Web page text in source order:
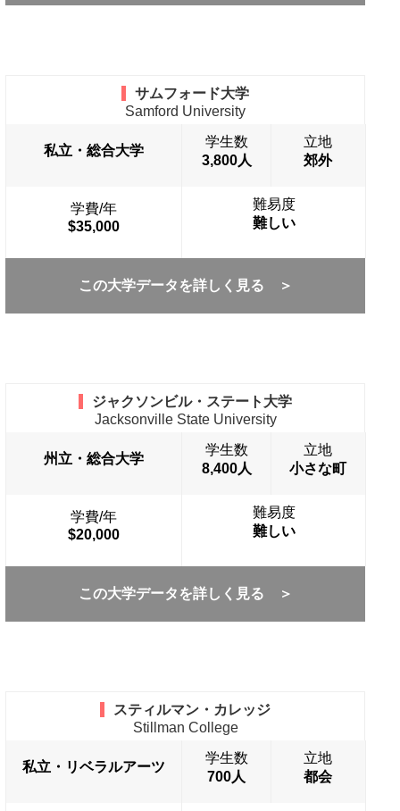
サムフォード大学
Samford University
私立・総合大学
学生数
3,800人
立地
郊外
学費/年
$35,000
難易度
難しい
この大学データを詳しく見る ＞
ジャクソンビル・ステート大学
Jacksonville State University
州立・総合大学
学生数
8,400人
立地
小さな町
学費/年
$20,000
難易度
難しい
この大学データを詳しく見る ＞
スティルマン・カレッジ
Stillman College
私立・リベラルアーツ
学生数
700人
立地
都会